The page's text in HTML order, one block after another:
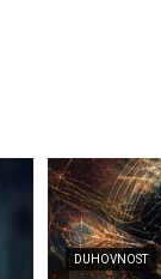
DUHOVNOST